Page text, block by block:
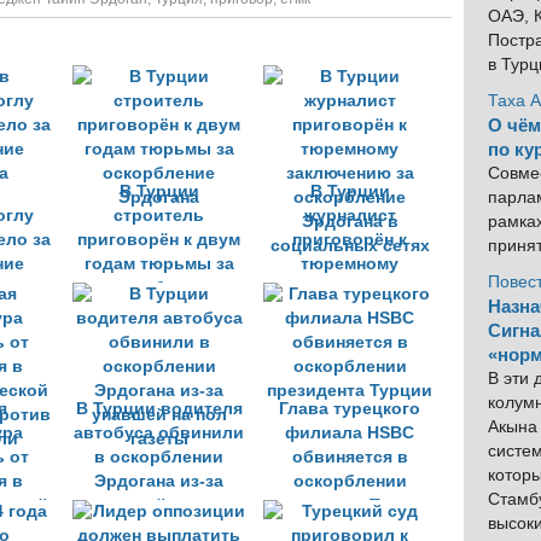
за
В Турции
строитель
приговорён к двум
годам тюрьмы за
оскорбление
Эрдогана
В Турции
журналист
приговорён к
тюремному
заключению за
оскорбление
Эрдогана в
социальных сетях
от
в
В Турции водителя
автобуса обвинили
в оскорблении
Эрдогана из-за
упавшей на пол
газеты
Глава турецкого
филиала HSBC
обвиняется в
оскорблении
президента Турции
ОАЭ,
в
Таха
О чём
по
В эти
Акына